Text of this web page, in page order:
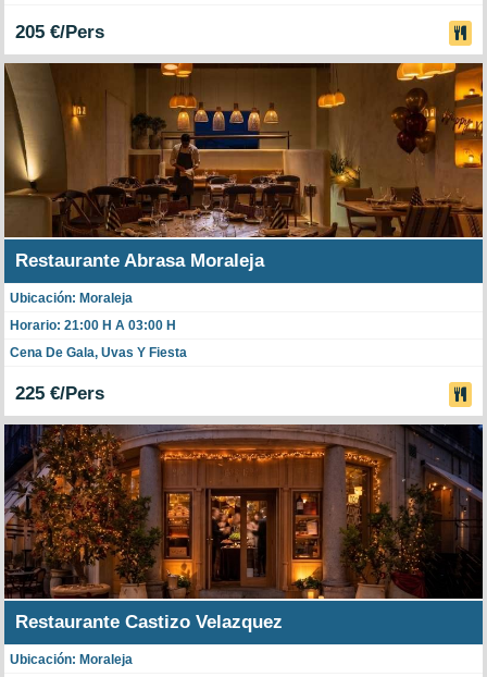
205 €/Pers
Restaurante Abrasa Moraleja
Ubicación: Moraleja
Horario: 21:00 H A 03:00 H
Cena De Gala, Uvas Y Fiesta
225 €/Pers
Restaurante Castizo Velazquez
Ubicación: Moraleja